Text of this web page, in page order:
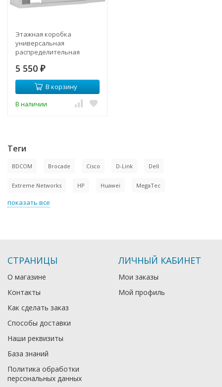
Этажная коробка
универсальная
распределительная
5 550 ₽
В корзину
В наличии
Теги
BDCOM Brocade Cisco D-Link Dell
Extreme Networks HP Huawei MegaTec
показать все
СТРАНИЦЫ
О магазине
Контакты
Как сделать заказ
Способы доставки
Наши реквизиты
База знаний
Политика обработки
персональных данных
ЛИЧНЫЙ КАБИНЕТ
Мои заказы
Мой профиль